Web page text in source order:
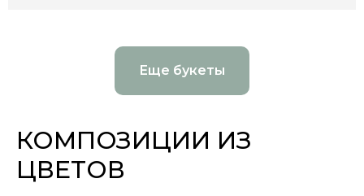
Еще букеты
КОМПОЗИЦИИ ИЗ
ЦВЕТОВ